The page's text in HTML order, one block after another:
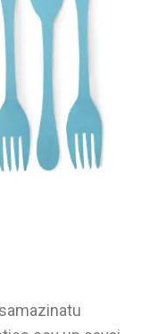
samazinatu